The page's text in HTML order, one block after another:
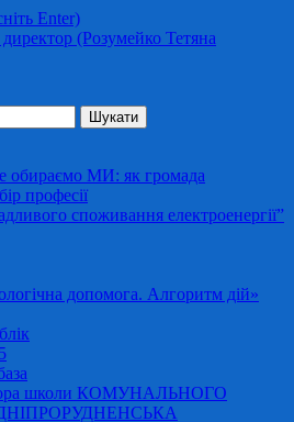
Enter)
(Розумейко Тетяна
обираємо МИ: як громада
професії
споживання електроенергії”
допомога. Алгоритм дій»
школи КОМУНАЛЬНОГО